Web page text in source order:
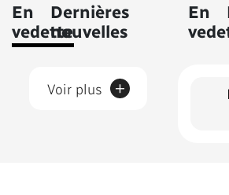
En
En
vedette
Dernières
nouvelles
Voir plus +